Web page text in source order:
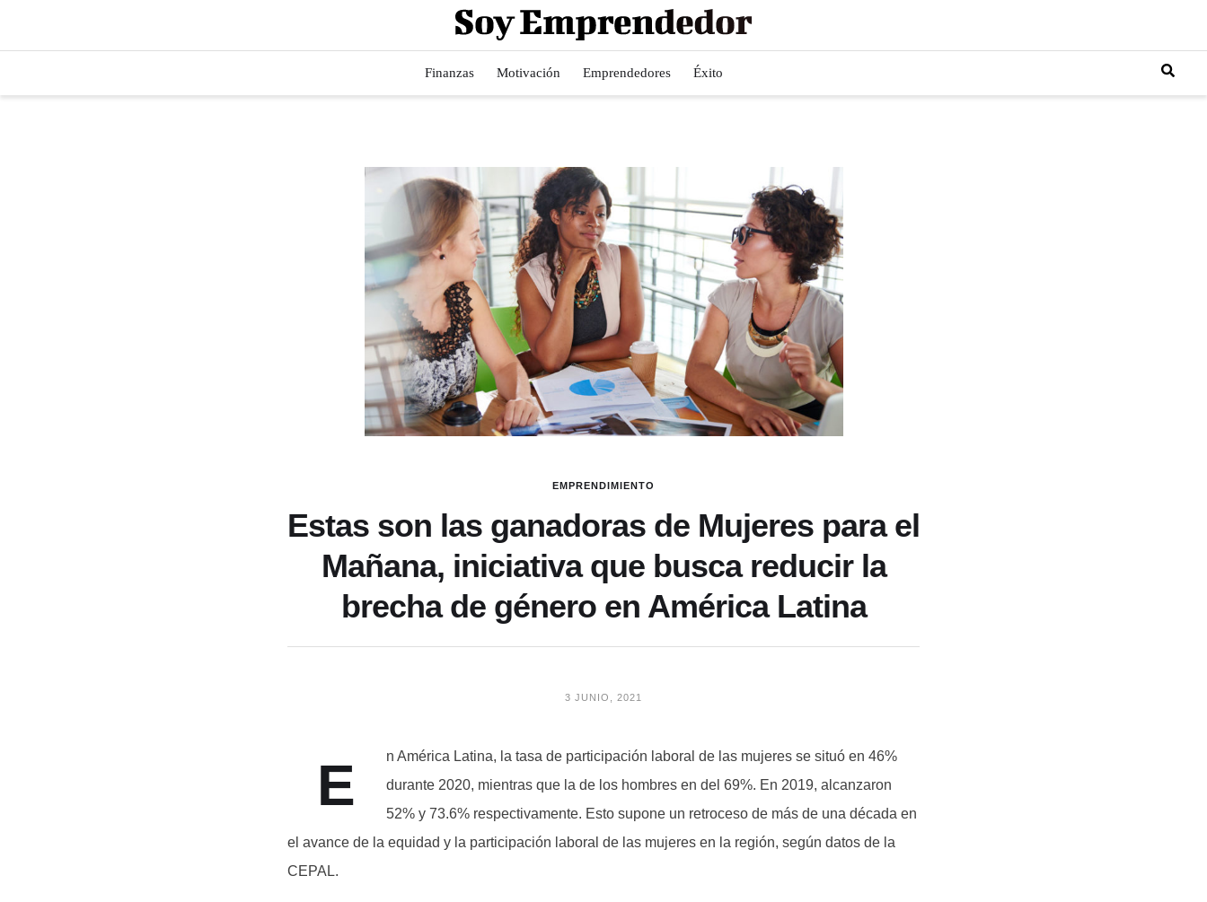
Finanzas Motivación Emprendedores Éxito
EMPRENDIMIENTO
Estas son las ganadoras de Mujeres para el
Mañana, iniciativa que busca reducir la
brecha de género en América Latina
3 JUNIO, 2021
E
n América Latina, la tasa de participación laboral de las mujeres se situó en 46%
durante 2020, mientras que la de los hombres en del 69%. En 2019, alcanzaron
52% y 73.6% respectivamente. Esto supone un retroceso de más de una década en
el avance de la equidad y la participación laboral de las mujeres en la región, según datos de la
CEPAL.